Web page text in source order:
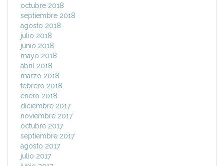
octubre 2018
septiembre 2018
agosto 2018
julio 2018
junio 2018
mayo 2018
abril 2018
marzo 2018
febrero 2018
enero 2018
diciembre 2017
noviembre 2017
octubre 2017
septiembre 2017
agosto 2017
julio 2017